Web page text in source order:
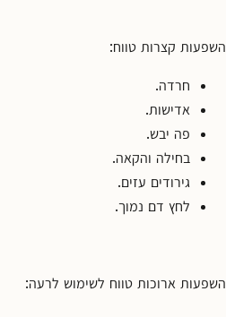
השפעות קצרות טווח:
חרדה.
אדישות.
פה יבש.
בחילה והקאה.
גירודים עזים.
לחץ דם נמוך.
השפעות ארוכות טווח לשימוש לרעה: